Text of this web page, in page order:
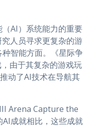
AI）系统能力的重要
人员寻求更复杂的游
智能方面。《星际争
由于其复杂的游戏玩
动了AI技术在导航其
Arena Capture the
成就相比，这些成就